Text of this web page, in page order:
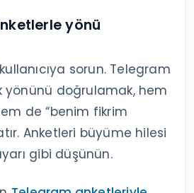
yönü
sorun. Telegram
yönünü doğrulamak, hem
de “benim fikrim
Anketleri büyüme hilesi
gibi düşünün.